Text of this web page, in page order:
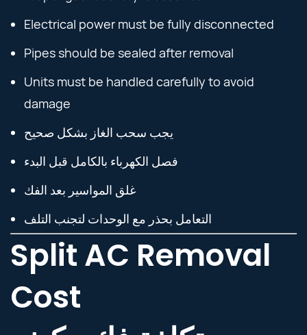
Electrical power must be fully disconnected
Pipes should be sealed after removal
Units must be handled carefully to avoid
damage
يجب سحب الغاز بشكل صحيح
فصل الكهرباء بالكامل قبل البدء
غلق المواسير بعد الفك
التعامل بحذر مع الوحدات لتجنب التلف
Split AC Removal
Cost